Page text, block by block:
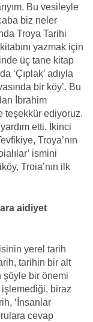
Bu vesileyle
biz neler
Troya Tarihi
yazmak için
üç tane kitap
‘Çıplak’ adıyla
bir köy’. Bu
İbrahim
teşekkür ediyoruz.
etti. İkinci
Troya’nın
ismini
Troia’nın ilk
aidiyet
yerel tarih
tarihin bir alt
şöyle bir önemi
biraz
‘İnsanlar
cevap